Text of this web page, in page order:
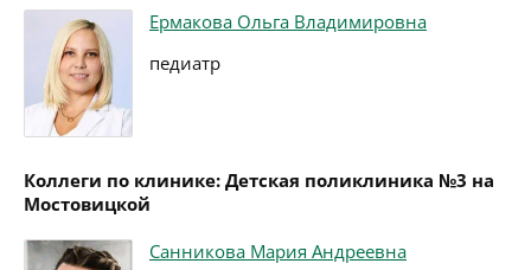
Ермакова Ольга Владимировна
педиатр
Коллеги по клинике: Детская поликлиника №3 на
Мостовицкой
Санникова Мария Андреевна